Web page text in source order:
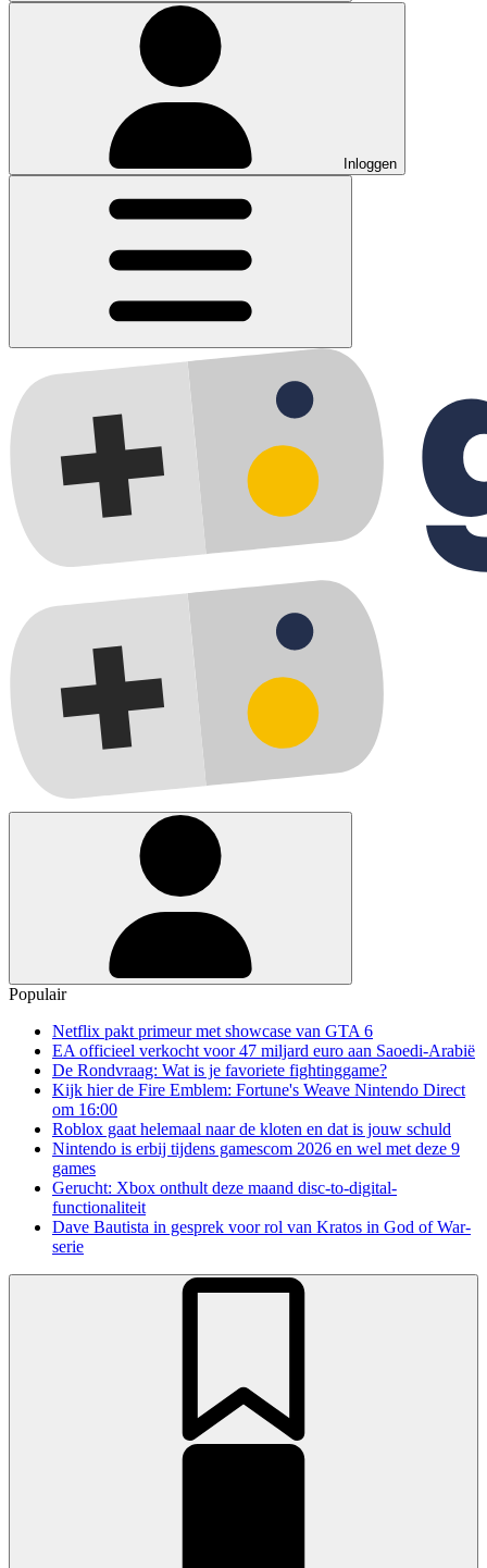
Inloggen
Populair
Netflix pakt primeur met showcase van GTA 6
EA officieel verkocht voor 47 miljard euro aan Saoedi-Arabië
De Rondvraag: Wat is je favoriete fightinggame?
Kijk hier de Fire Emblem: Fortune's Weave Nintendo Direct
om 16:00
Roblox gaat helemaal naar de kloten en dat is jouw schuld
Nintendo is erbij tijdens gamescom 2026 en wel met deze 9
games
Gerucht: Xbox onthult deze maand disc-to-digital-
functionaliteit
Dave Bautista in gesprek voor rol van Kratos in God of War-
serie